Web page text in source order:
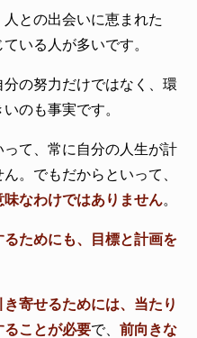
との出会いに恵まれた
いる人が多いです。
の努力だけではなく、環
のも事実です。
て、常に自分の人生が計
。でもだからといって、
味なわけではありません。
ためにも、目標と計画を
き寄せるためには、当たり
ることが必要で、 前向きな